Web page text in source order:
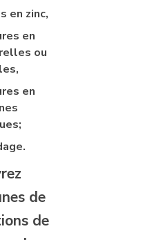
en zinc,
en
ou
en
de
de